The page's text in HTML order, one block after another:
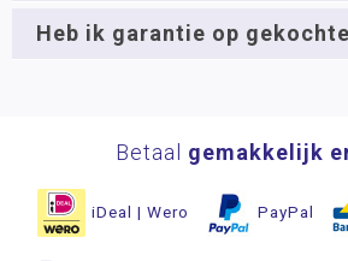
Retourneren
Heb ik garantie op
Betaal gemakkelijk
iDeal | Wero PayPal